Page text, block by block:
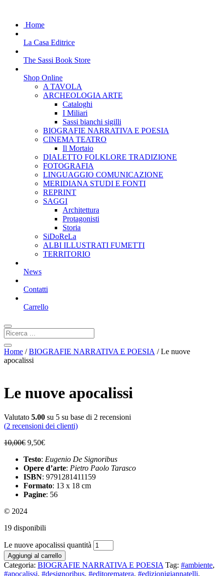
Home
La Casa Editrice
The Sassi Book Store
Shop Online
A TAVOLA
ARCHEOLOGIA ARTE
Cataloghi
I Miliari
Sassi bianchi sigilli
BIOGRAFIE NARRATIVA E POESIA
CINEMA TEATRO
Il Mortaio
DIALETTO FOLKLORE TRADIZIONE
FOTOGRAFIA
LINGUAGGIO COMUNICAZIONE
MERIDIANA STUDI E FONTI
REPRINT
SAGGI
Architettura
Protagonisti
Storia
SiDoReLa
ALBI ILLUSTRATI FUMETTI
TERRITORIO
News
Contatti
Carrello
Home /BIOGRAFIE NARRATIVA E POESIA / Le nuove
apocalissi
Le nuove apocalissi
Valutato 5.00 su 5 su base di 2 recensioni
(2 recensioni dei clienti)
10,00€ 9,50€
Testo: Eugenio De Signoribus
Opere d’arte: Pietro Paolo Tarasco
ISBN: 9791281411159
Formato: 13 x 18 cm
Pagine: 56
© 2024
19 disponibili
Le nuove apocalissi quantità
Aggiungi al carrello
Categoria: BIOGRAFIE NARRATIVA E POESIA Tag: #ambiente,
#apocalissi, #designoribus, #editorematera, #edizionigiannatelli,